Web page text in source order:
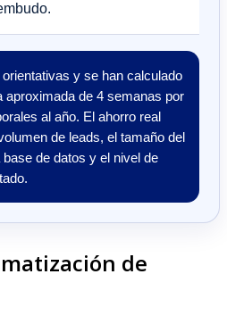
y se han calculado
aproximada de 4 semanas por
al año. El ahorro real
de leads, el tamaño del
de datos y el nivel de
de